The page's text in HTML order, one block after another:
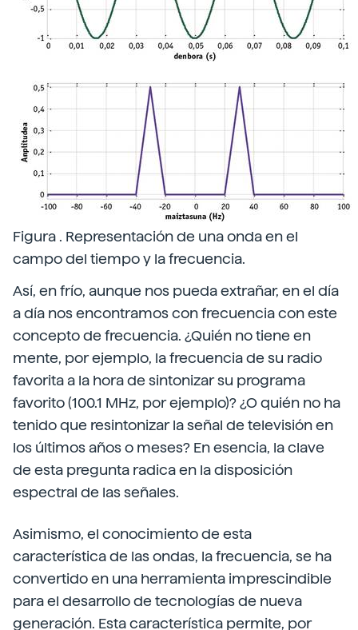
Figura . Representación de una onda en el
campo del tiempo y la frecuencia.
Así, en frío, aunque nos pueda extrañar, en el día
a día nos encontramos con frecuencia con este
concepto de frecuencia. ¿Quién no tiene en
mente, por ejemplo, la frecuencia de su radio
favorita a la hora de sintonizar su programa
favorito (100.1 MHz, por ejemplo)? ¿O quién no ha
tenido que resintonizar la señal de televisión en
los últimos años o meses? En esencia, la clave
de esta pregunta radica en la disposición
espectral de las señales.
Asimismo, el conocimiento de esta
característica de las ondas, la frecuencia, se ha
convertido en una herramienta imprescindible
para el desarrollo de tecnologías de nueva
generación. Esta característica permite, por